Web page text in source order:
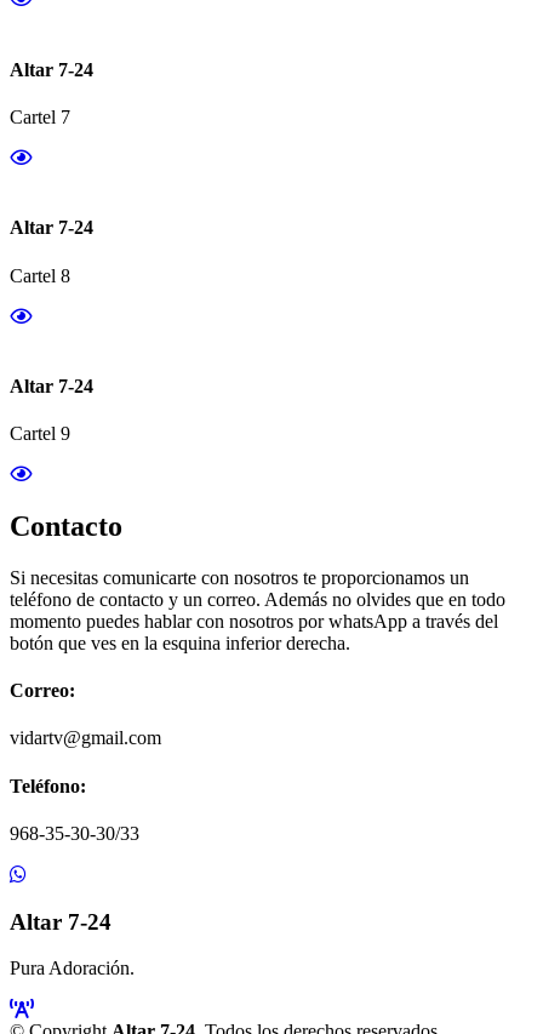
Altar 7-24
Cartel 7
Altar 7-24
Cartel 8
Altar 7-24
Cartel 9
Contacto
Si necesitas comunicarte con nosotros te proporcionamos un
teléfono de contacto y un correo. Además no olvides que en todo
momento puedes hablar con nosotros por whatsApp a través del
botón que ves en la esquina inferior derecha.
Correo:
vidartv@gmail.com
Teléfono:
968-35-30-30/33
Altar 7-24
Pura Adoración.